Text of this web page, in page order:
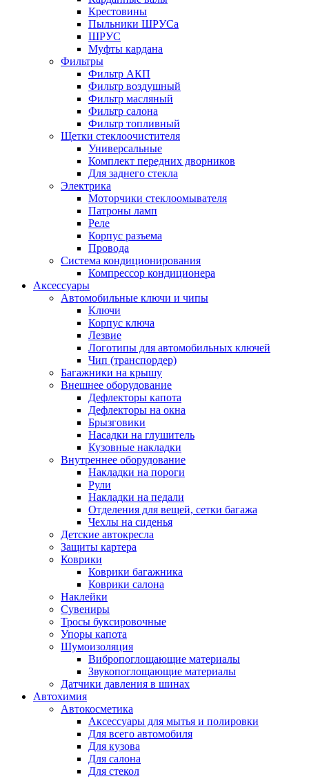
Крестовины
Пыльники ШРУСа
ШРУС
Муфты кардана
Фильтры
Фильтр АКП
Фильтр воздушный
Фильтр масляный
Фильтр салона
Фильтр топливный
Щетки стеклоочистителя
Универсальные
Комплект передних дворников
Для заднего стекла
Электрика
Моторчики стеклоомывателя
Патроны ламп
Реле
Корпус разъема
Провода
Система кондиционирования
Компрессор кондиционера
Аксессуары
Автомобильные ключи и чипы
Ключи
Корпус ключа
Лезвие
Логотипы для автомобильных ключей
Чип (транспордер)
Багажники на крышу
Внешнее оборудование
Дефлекторы капота
Дефлекторы на окна
Брызговики
Насадки на глушитель
Кузовные накладки
Внутреннее оборудование
Накладки на пороги
Рули
Накладки на педали
Отделения для вещей, сетки багажа
Чехлы на сиденья
Детские автокресла
Защиты картера
Коврики
Коврики багажника
Коврики салона
Наклейки
Сувениры
Тросы буксировочные
Упоры капота
Шумоизоляция
Вибропоглощающие материалы
Звукопоглощающие материалы
Датчики давления в шинах
Автохимия
Автокосметика
Аксессуары для мытья и полировки
Для всего автомобиля
Для кузова
Для салона
Для стекол